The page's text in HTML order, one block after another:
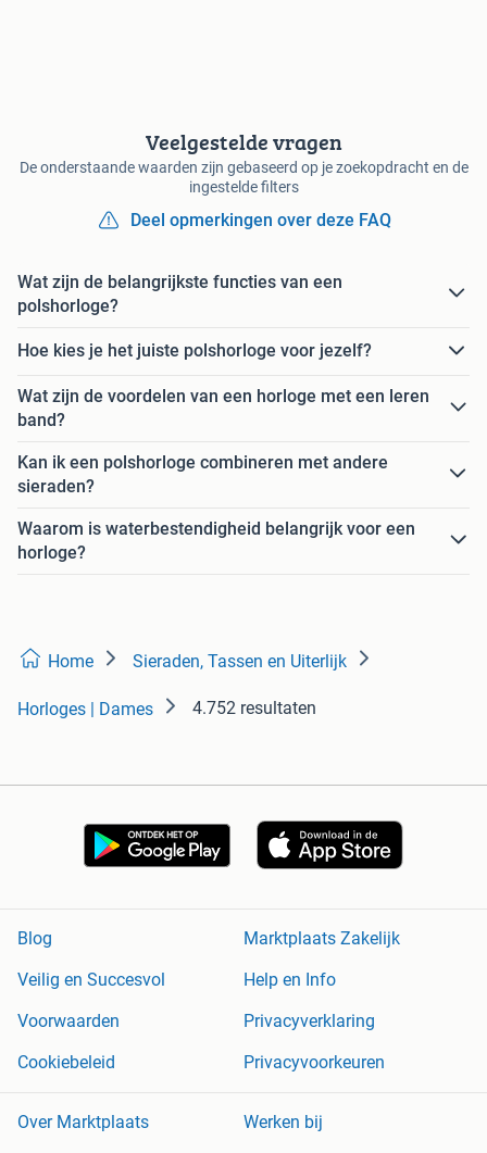
Veelgestelde vragen
De onderstaande waarden zijn gebaseerd op je zoekopdracht en de
ingestelde filters
Deel opmerkingen over deze FAQ
Wat zijn de belangrijkste functies van een
polshorloge?
Hoe kies je het juiste polshorloge voor jezelf?
Wat zijn de voordelen van een horloge met een leren
band?
Kan ik een polshorloge combineren met andere
sieraden?
Waarom is waterbestendigheid belangrijk voor een
horloge?
Home Sieraden, Tassen en Uiterlijk
Horloges | Dames 4.752 resultaten
Blog
Marktplaats Zakelijk
Veilig en Succesvol
Help en Info
Voorwaarden
Privacyverklaring
Cookiebeleid
Privacyvoorkeuren
Over Marktplaats Werken bij